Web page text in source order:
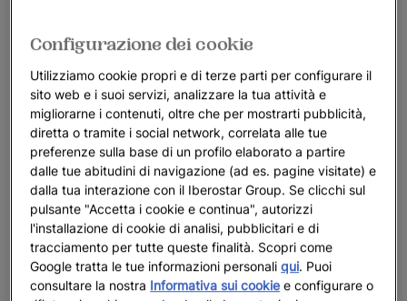
Configurazione dei cookie
Utilizziamo cookie propri e di terze parti per configurare il
sito web e i suoi servizi, analizzare la tua attività e
migliorarne i contenuti, oltre che per mostrarti pubblicità,
diretta o tramite i social network, correlata alle tue
preferenze sulla base di un profilo elaborato a partire
dalle tue abitudini di navigazione (ad es. pagine visitate) e
dalla tua interazione con il Iberostar Group. Se clicchi sul
pulsante "Accetta i cookie e continua", autorizzi
l'installazione di cookie di analisi, pubblicitari e di
tracciamento per tutte queste finalità. Scopri come
Google tratta le tue informazioni personaliqui. Puoi
consultare la nostra Informativa sui cookie e configurare o